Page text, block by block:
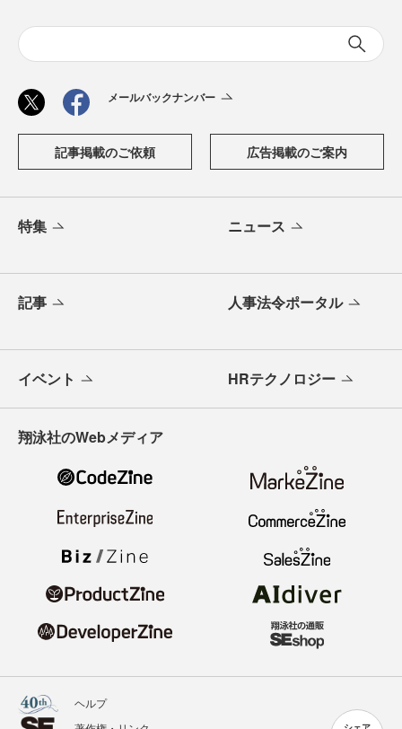
メールバックナンバー
記事掲載のご依頼 広告掲載のご案内
特集 ニュース
記事 人事法令ポータル
イベント HRテクノロジー
翔泳社のWebメディア
ヘルプ